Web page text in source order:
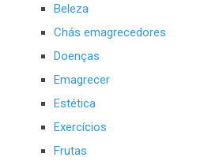
Beleza
Chás emagrecedores
Doenças
Emagrecer
Estética
Exercícios
Frutas